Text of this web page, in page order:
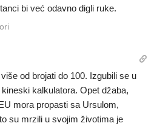
bi već odavno digli ruke.
od brojati do 100. Izgubili se u
kalkulatora. Opet džaba,
mora propasti sa Ursulom,
su mrzili u svojim životima je